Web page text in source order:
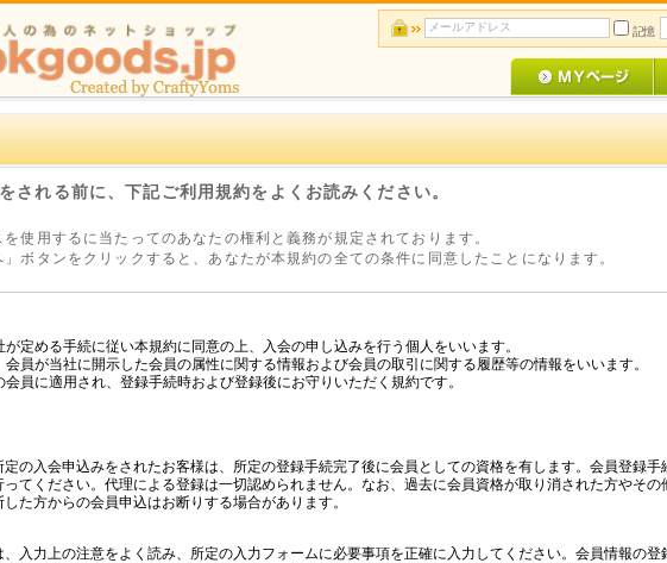
記憶
される前に、下記ご利用規約をよくお読みください。
使用するに当たってのあなたの権利と義務が規定されております。
」ボタンをクリックすると、あなたが本規約の全ての条件に同意したことになります。